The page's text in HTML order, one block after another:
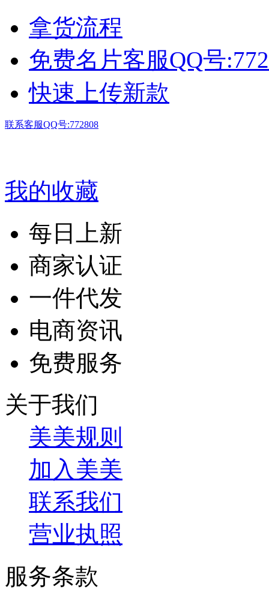
拿货流程
免费名片客服QQ号
快速上传新款
联系客服QQ号:772808
我的收藏
每日上新
商家认证
一件代发
电商资讯
免费服务
关于我们
美美规则
加入美美
联系我们
营业执照
服务条款